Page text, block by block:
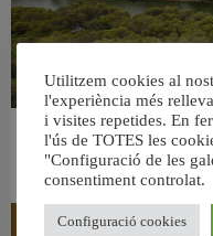
València retira prop de 15.000
Utilitzem cookies al
l'experiència més
i visites repetides. En
l'ús de TOTES les
"Configuració de les
consentiment controlat.
Configuració cookies